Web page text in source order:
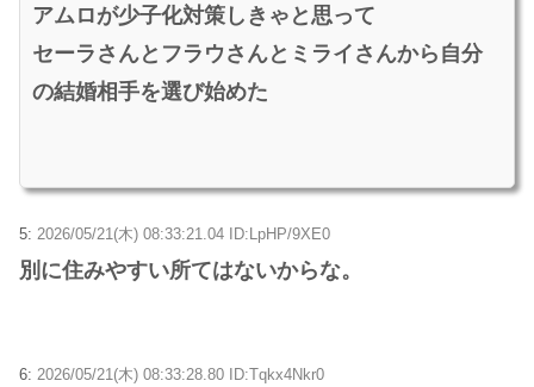
アムロが少子化対策しきゃと思って
セーラさんとフラウさんとミライさんから自分
の結婚相手を選び始めた
5: 2026/05/21(木) 08:33:21.04 ID:LpHP/9XE0
別に住みやすい所てはないからな。
6: 2026/05/21(木) 08:33:28.80 ID:Tqkx4Nkr0